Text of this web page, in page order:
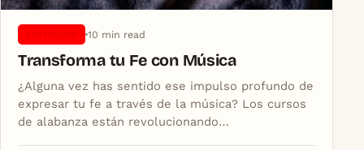
10 min read
Transforma tu Fe con Música
¿Alguna vez has sentido ese impulso profundo de
expresar tu fe a través de la música? Los cursos
de alabanza están revolucionando…